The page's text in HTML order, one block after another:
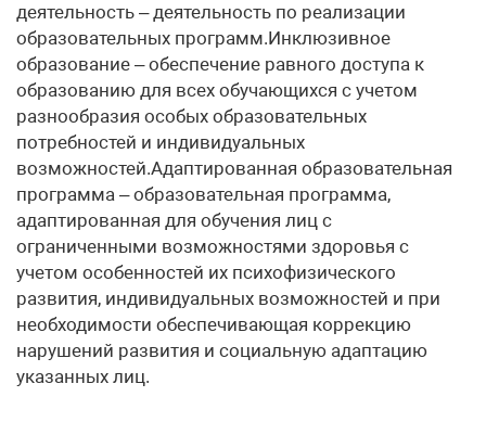
деятельность – деятельность по реализации
образовательных программ.Инклюзивное
образование – обеспечение равного доступа к
образованию для всех обучающихся с учетом
разнообразия особых образовательных
потребностей и индивидуальных
возможностей.Адаптированная образовательная
программа – образовательная программа,
адаптированная для обучения лиц с
ограниченными возможностями здоровья с
учетом особенностей их психофизического
развития, индивидуальных возможностей и при
необходимости обеспечивающая коррекцию
нарушений развития и социальную адаптацию
указанных лиц.